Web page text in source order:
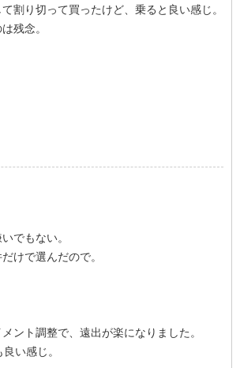
割り切って買ったけど、乗ると良い感じ。
残念。
でもない。
けで選んだので。
ント調整で、遠出が楽になりました。
い感じ。